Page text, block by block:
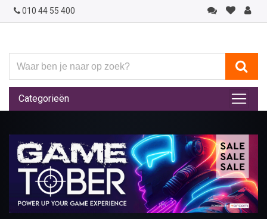
010 44 55 400
ben
je
naar
op
Categorieën